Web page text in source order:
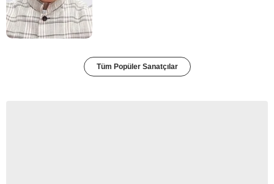
Tüm Popüler Sanatçılar